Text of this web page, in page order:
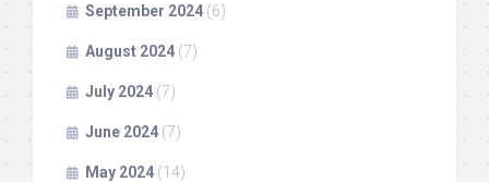
September 2024 (6)
August 2024 (7)
July 2024 (7)
June 2024 (7)
May 2024 (14)